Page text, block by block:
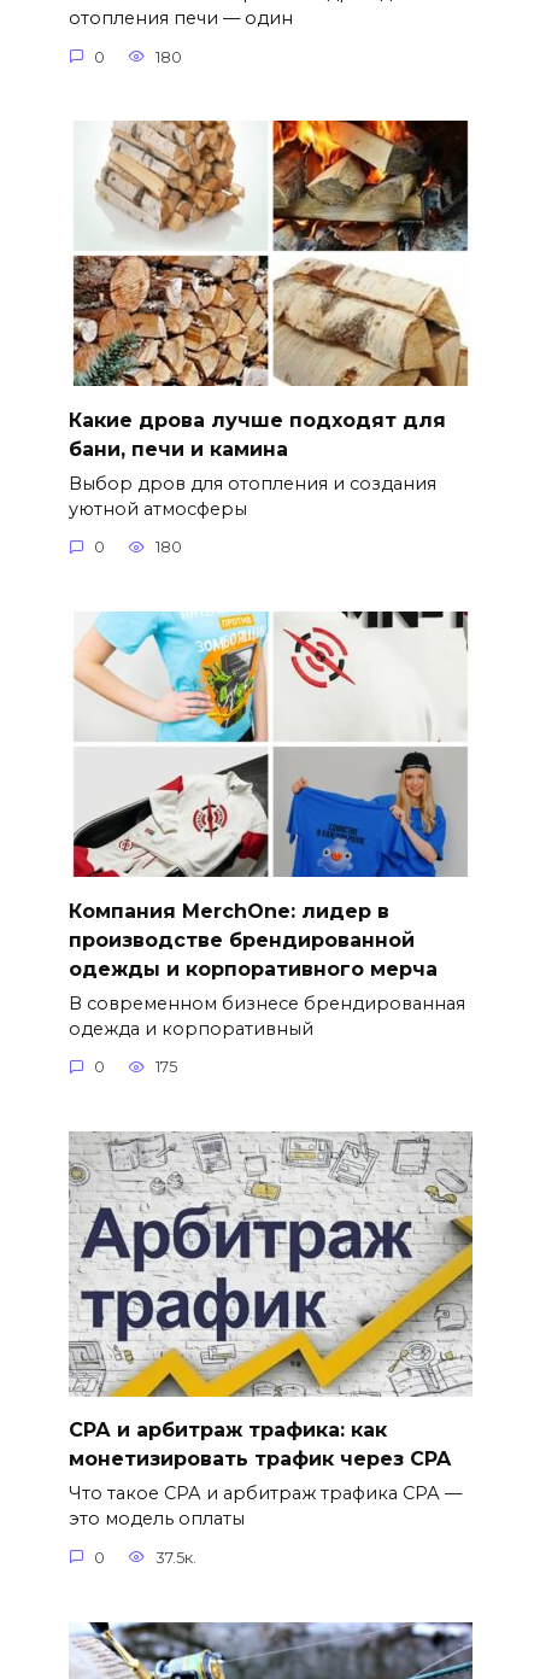
отопления печи — один
0 180
Какие дрова лучше подходят для
бани, печи и камина
Выбор дров для отопления и создания
уютной атмосферы
0 180
Компания MerchOne: лидер в
производстве брендированной
одежды и корпоративного мерча
В современном бизнесе брендированная
одежда и корпоративный
0 175
СРА и арбитраж трафика: как
монетизировать трафик через CPA
Что такое СРА и арбитраж трафика СРА —
это модель оплаты
0 37.5к.